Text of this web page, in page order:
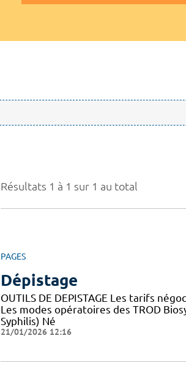
Résultats 1 à 1 sur 1 au total
PAGES
Dépistage
OUTILS DE DEPISTAGE Les tarifs
Les modes opératoires des TROD
Syphilis) Né
21/01/2026 12:16